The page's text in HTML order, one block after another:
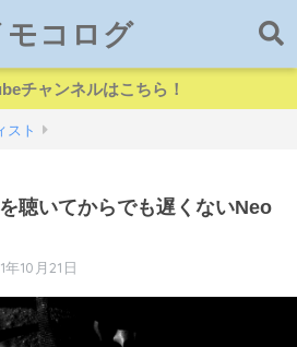
モコログ
チャンネルはこちら！
スト
聴いてからでも遅くないNeo
年10月21日